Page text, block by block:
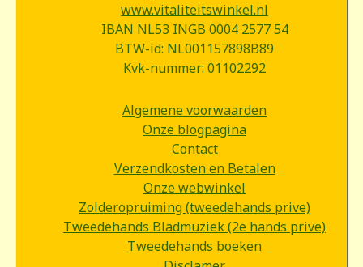
www.vitaliteitswinkel.nl
IBAN NL53 INGB 0004 2577 54
BTW-id: NL001157898B89
Kvk-nummer: 01102292
Algemene voorwaarden
Onze blogpagina
Contact
Verzendkosten en Betalen
Onze webwinkel
Zolderopruiming (tweedehands prive)
Tweedehands Bladmuziek (2e hands prive)
Tweedehands boeken